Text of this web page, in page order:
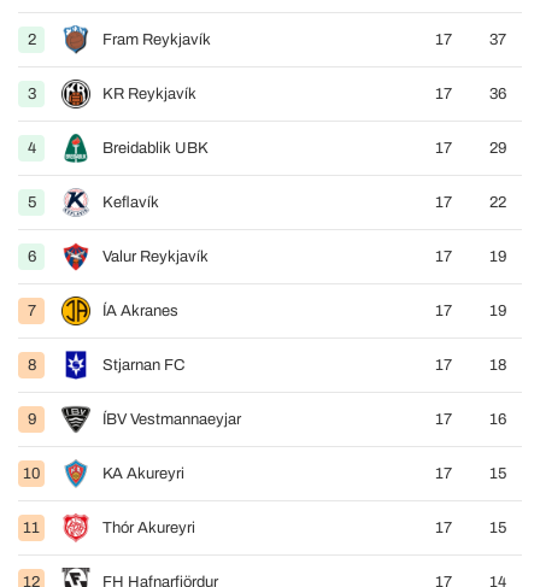
2 Fram Reykjavík 17 37
3 KR Reykjavík 17 36
4 Breidablik UBK 17 29
5 Keflavík 17 22
6 Valur Reykjavík 17 19
7 ÍA Akranes 17 19
8 Stjarnan FC 17 18
9 ÍBV Vestmannaeyjar 17 16
10 KA Akureyri 17 15
11 Thór Akureyri 17 15
12 FH Hafnarfjördur 17 14